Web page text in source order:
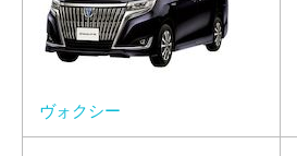
ヴォクシー